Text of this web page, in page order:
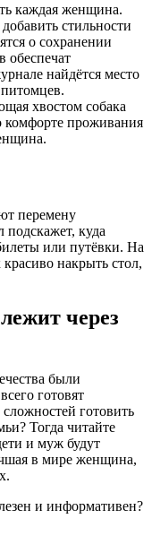
каждая женщина.
стильности
о сохранении
обеспечат
найдётся место
хвостом собака
проживания
перемену
подскажет, куда
или путёвки. На
накрыть стол,
через
были
готовят
готовить
Тогда читайте
и муж будут
в мире женщина,
и информативен?